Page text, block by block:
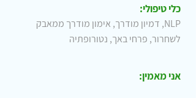
כלי טיפולי:
NLP, דמיון מודרך, אימון מודרך ממאבק
לשחרור, פרחי באך, נטורופתיה
אני מאמין: